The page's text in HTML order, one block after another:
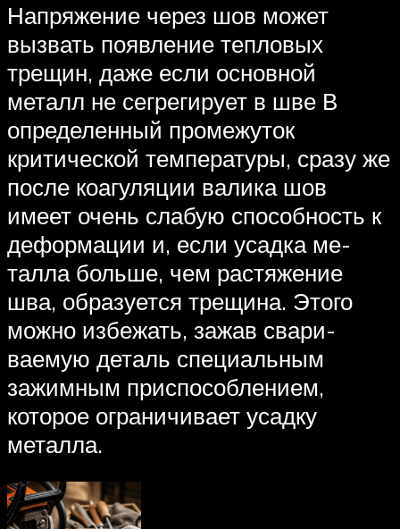
Напряжение через шов может
вызвать появление тепловых
трещин, даже если основной
металл не сегрегирует в шве В
определенный промежуток
критической температуры, сразу же
после коагуляции валика шов
имеет очень слабую способность к
деформации и, если усадка ме­
талла больше, чем растяжение
шва, образуется трещина. Этого
можно избежать, зажав свари­
ваемую деталь специальным
зажимным приспособлением,
которое ограничивает усадку
металла.